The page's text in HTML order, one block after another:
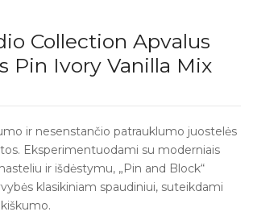
Collection Apvalus
Pin Ivory Vanilla Mix
ir nesenstančio patrauklumo juostelės
Eksperimentuodami su moderniais
ir išdėstymu, „Pin and Block“
klasikiniam spaudiniui, suteikdami